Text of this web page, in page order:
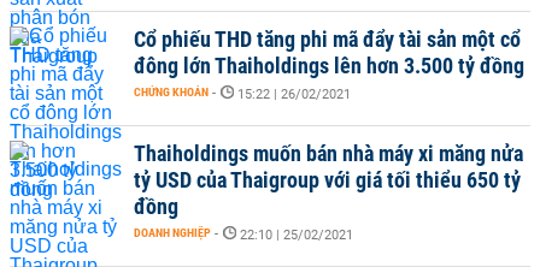
Cổ phiếu THD tăng phi mã đẩy tài sản một cổ
đông lớn Thaiholdings lên hơn 3.500 tỷ đồng
CHỨNG KHOÁN - 15:22 | 26/02/2021
Thaiholdings muốn bán nhà máy xi măng nửa
tỷ USD của Thaigroup với giá tối thiểu 650 tỷ
đồng
DOANH NGHIỆP - 22:10 | 25/02/2021